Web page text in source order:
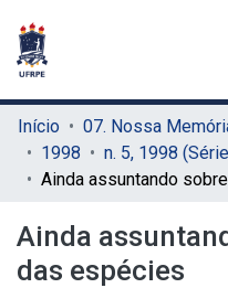
Início 07. Nossa
1998
n. 5, 1998
Ainda
das espécies